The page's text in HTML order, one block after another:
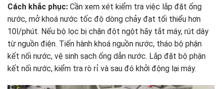
Cách khắc phục: Cần xem xét kiểm tra việc lắp đặt ống
nước, mở khoá nước tốc độ dòng chảy đạt tối thiểu hơn
10l/phút. Nếu bộ lọc bị chặn đột ngột hãy tắt máy, rút dây
từ nguồn điện. Tiến hành khoá nguồn nước, tháo bộ phận
kết nối nước, vệ sinh sạch ống dẫn nước. Lắp đặt bộ phận
kết nối nước, kiểm tra rò rỉ và sau đó khởi động lại máy.